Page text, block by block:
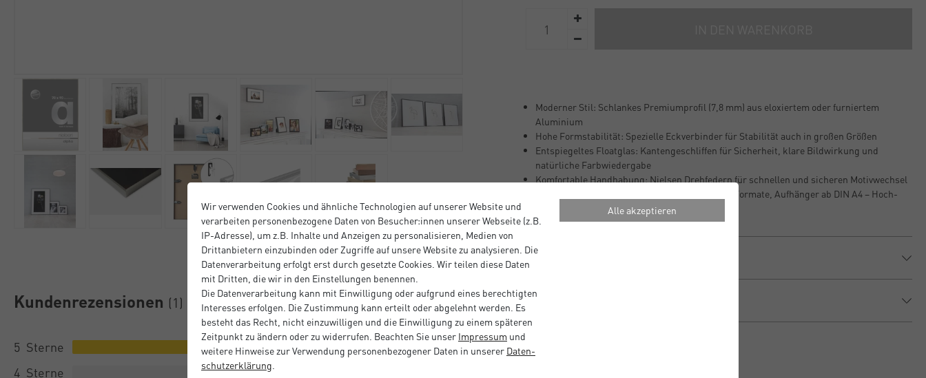
Kundenrezensionen (1)
5
1
4
Moderner Stil: Schlankes Premiumprofil (7,8 mm) aus eloxiertem oder furniertem
Aluminium
Hohe Formstabilität: Spezielle Eckverbinder für Stabilität auch in großen Größen
Entspiegeltes Floatglas: Kantengeschliffen für Sicherheit, klare Bildwirkung und
natürliche Farbwiedergabe
Komfortable Handhabung: Nielsen Drehfedern für schnellen und sicheren Motivwechsel
Flexible Präsentation: Mit Aufsteller für kleine Formate, Aufhänger ab DIN A4 – Hoch-
Beschreibung
Hersteller Informationen
Wir verwenden Cookies und ähnliche Technologien auf unserer Website und
verarbeiten personenbezogene Daten von Besucher:innen unserer Webseite (z.B.
IP-Adresse), um z.B. Inhalte und Anzeigen zu personalisieren, Medien von
Drittanbietern einzubinden oder Zugriffe auf unsere Website zu analysieren. Die
Datenverarbeitung erfolgt erst durch gesetzte Cookies. Wir teilen diese Daten
mit Dritten, die wir in den Einstellungen benennen.
Die Datenverarbeitung kann mit Einwilligung oder aufgrund eines berechtigten
Interesses erfolgen. Die Zustimmung kann erteilt oder abgelehnt werden. Es
besteht das Recht, nicht einzuwilligen und die Einwilligung zu einem späteren
Zeitpunkt zu ändern oder zu widerrufen. Beachten Sie unser Impressum und
weitere Hinweise zur Verwendung personenbezogener Daten in unserer Daten­
schutz­erklärung
Alle akzeptieren